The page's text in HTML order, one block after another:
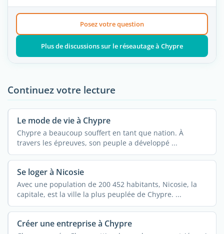
Posez votre question
Plus de discussions sur le réseautage à Chypre
Continuez votre lecture
Le mode de vie à Chypre
Chypre a beaucoup souffert en tant que nation. À
travers les épreuves, son peuple a développé ...
Se loger à Nicosie
Avec une population de 200 452 habitants, Nicosie, la
capitale, est la ville la plus peuplée de Chypre. ...
Créer une entreprise à Chypre